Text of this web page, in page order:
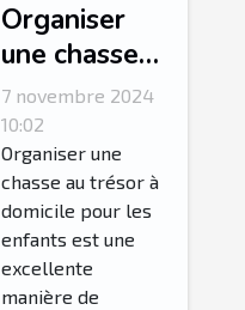
Organiser
une chasse
au trésor
thématique
pour enfants
à domicile
7 novembre 2024
10:02
Organiser une
chasse au trésor à
domicile pour les
enfants est une
excellente
manière de